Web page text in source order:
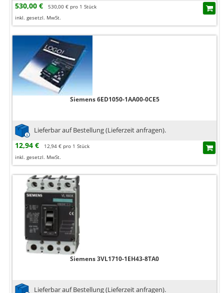
530,00 €
530,00 € pro 1 Stück
inkl. gesetzl. MwSt.
Siemens 6ED1050-1AA00-0CE5
Lieferbar auf Bestellung (Lieferzeit anfragen).
12,94 €
12,94 € pro 1 Stück
inkl. gesetzl. MwSt.
Siemens 3VL1710-1EH43-8TA0
Lieferbar auf Bestellung (Lieferzeit anfragen).